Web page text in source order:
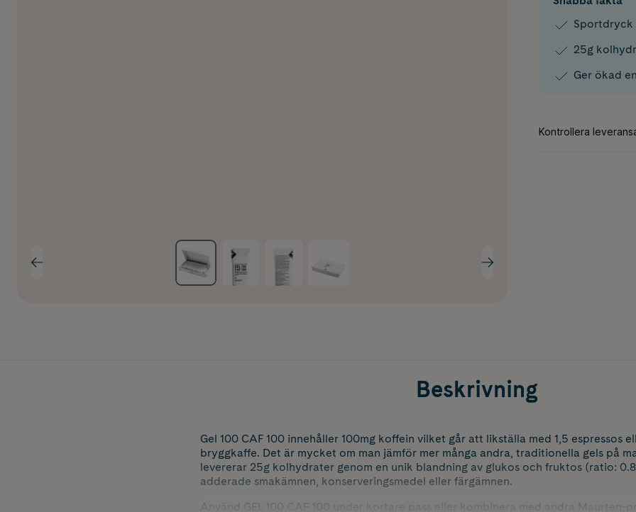
Sportdryck
25g
Ger ökad
Beskrivning
Gel 100 CAF 100 innehåller 100mg koffein vilket går att likställa med 1,5 espressos
bryggkaffe. Det är mycket om man jämför mer många andra, traditionella gels på
levererar 25g kolhydrater genom en unik blandning av glukos och fruktos (ratio:
adderade smakämnen, konserveringsmedel eller färgämnen.
Använd GEL 100 CAF 100 under kortare pass eller kombinera med andra